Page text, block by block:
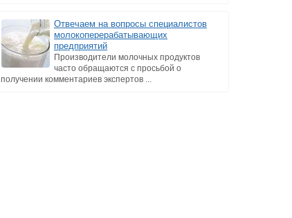
Отвечаем на вопросы специалистов
молокоперерабатывающих
предприятий
Производители молочных продуктов
часто обращаются с просьбой о
получении комментариев экспертов ...